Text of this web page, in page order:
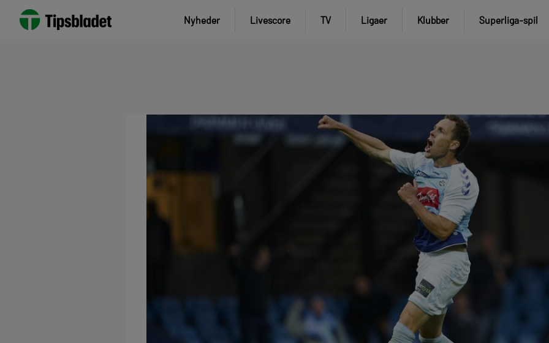
Nyheder Livescore TV Ligaer Klubber Superliga-spil